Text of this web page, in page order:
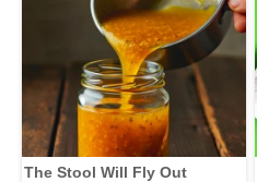
The Stool Will Fly Out